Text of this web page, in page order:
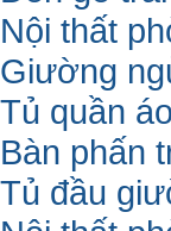
Nội thất
Giường
Tủ quần
Bàn phấn
Tủ đầu